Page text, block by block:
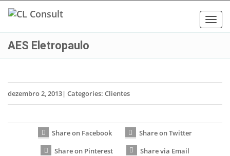
AES Eletropaulo
dezembro 2, 2013| Categories: Clientes
Share on Facebook
Share on Twitter
Share on Pinterest
Share via Email